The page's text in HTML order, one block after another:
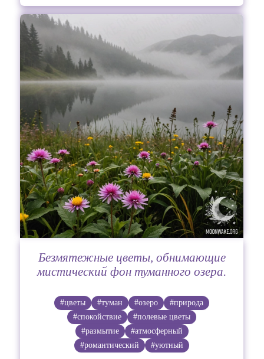
Безмятежные цветы, обнимающие
мистический фон туманного озера.
#цветы #туман #озеро
#природа
#спокойствие
#полевые цветы
#размытие
#атмосферный
#романтический
#уютный